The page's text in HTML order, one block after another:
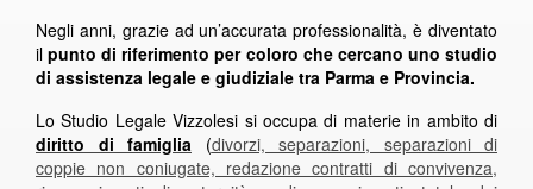
Negli anni, grazie ad un’accurata professionalità, è diventato
ilpunto di riferimento per coloro che cercano uno studio
di assistenza legale e giudiziale tra Parma e Provincia.
Lo Studio Legale Vizzolesi si occupa di materie in ambito di
diritto di famiglia (divorzi, separazioni, separazioni di
coppie non coniugate, redazione contratti di convivenza,